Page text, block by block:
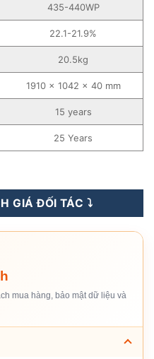
435-440WP
22.1-21.9%
20.5kg
1910 x 1042 x 40 mm
15 years
25 Years
Solar 435-440WP -
GIÁ ĐỐI TÁC ⤵️
mua hàng, bảo mật dữ liệu và